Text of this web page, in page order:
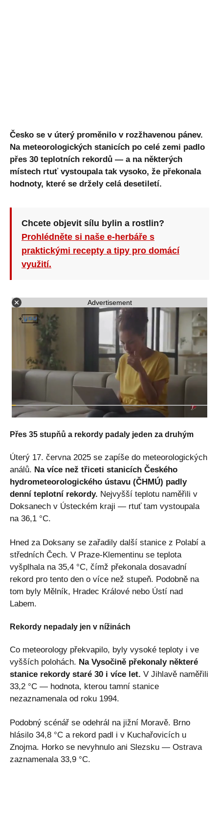
Česko se v úterý proměnilo v rozžhavenou pánev.
Na meteorologických stanicích po celé zemi padlo
přes 30 teplotních rekordů — a na některých
místech rtuť vystoupala tak vysoko, že překonala
hodnoty, které se držely celá desetiletí.
Chcete objevit sílu bylin a rostlin?
Prohlédněte si naše e-herbáře s
praktickými recepty a tipy pro domácí
využití.
Advertisement
Přes 35 stupňů a rekordy padaly jeden za druhým
Úterý 17. června 2025 se zapíše do meteorologických
análů. Na více než třiceti stanicích Českého
hydrometeorologického ústavu (ČHMÚ) padly
denní teplotní rekordy. Nejvyšší teplotu naměřili v
Doksanech v Ústeckém kraji — rtuť tam vystoupala
na 36,1 °C.
Hned za Doksany se zařadily další stanice z Polabí a
středních Čech. V Praze-Klementinu se teplota
vyšplhala na 35,4 °C, čímž překonala dosavadní
rekord pro tento den o více než stupeň. Podobně na
tom byly Mělník, Hradec Králové nebo Ústí nad
Labem.
Rekordy nepadaly jen v nížinách
Co meteorology překvapilo, byly vysoké teploty i ve
vyšších polohách. Na Vysočině překonaly některé
stanice rekordy staré 30 i více let. V Jihlavě naměřili
33,2 °C — hodnota, kterou tamní stanice
nezaznamenala od roku 1994.
Podobný scénář se odehrál na jižní Moravě. Brno
hlásilo 34,8 °C a rekord padl i v Kuchařovicích u
Znojma. Horko se nevyhnulo ani Slezsku — Ostrava
zaznamenala 33,9 °C.